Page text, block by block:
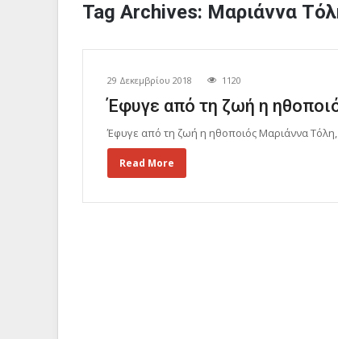
Tag Archives: Μαριάννα
29 Δεκεμβρίου 2018 1120
Έφυγε από τη ζωή η
Έφυγε από τη ζωή η ηθοποιός Μαριάννα
Read More